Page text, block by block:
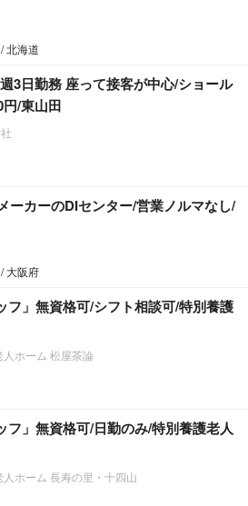
北海道
3日勤務 座って接客が中心/ショール
/東山田
ーカーのDIセンター/営業ノルマなし/
大阪府
フ」無資格可/シフト相談可/特別養護
ホーム 松屋茶論
フ」無資格可/日勤のみ/特別養護老人
ホーム 長寿の里・十四山